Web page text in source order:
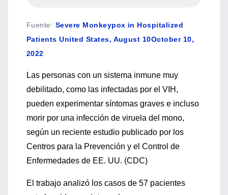
Fuente: Severe Monkeypox in Hospitalized
Patients United States, August 10October 10,
2022
Las personas con un sistema inmune muy
debilitado, como las infectadas por el VIH,
pueden experimentar síntomas graves e incluso
morir por una infección de viruela del mono,
según un reciente estudio publicado por los
Centros para la Prevención y el Control de
Enfermedades de EE. UU. (CDC)
El trabajo analizó los casos de 57 pacientes